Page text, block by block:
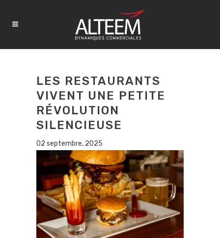
LES RESTAURANTS
VIVENT UNE PETITE
RÉVOLUTION
SILENCIEUSE
02 septembre, 2025